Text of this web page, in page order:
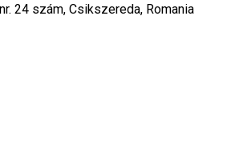
24 szám, Csikszereda, Romania